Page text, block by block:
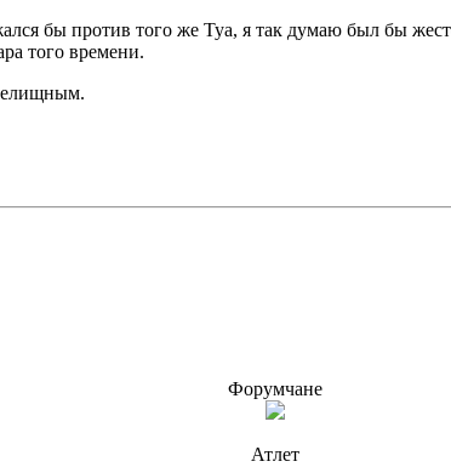
бы против того же Туа, я так думаю был бы
того времени.
Форумчане
Атлет